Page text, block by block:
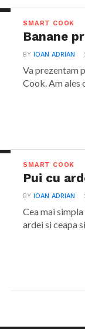
SMART COOK
Banane
BYIOAN ADRIAN
Va prezentam
Cook. Am ales
SMART COOK
Pui cu
BYIOAN ADRIAN
Cea mai
ardei si ceapa